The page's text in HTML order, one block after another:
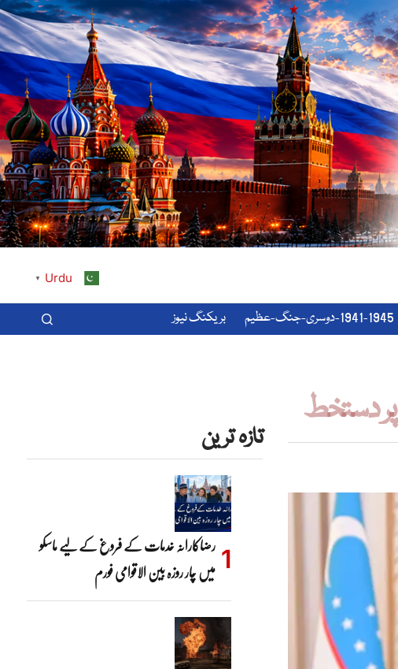
Urdu
▼
1941-1945-دوسری-جنگ-عظیم بریکنگ نیوز
تازہ ترین
رضاکارانہ خدمات کے فروغ کے لیے ماسکو
میں چار روزہ بین الاقوامی فورم